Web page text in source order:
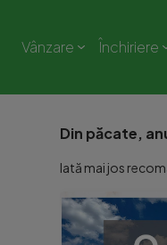
Vânzare Închiriere
Din păcate,
Iată mai jos